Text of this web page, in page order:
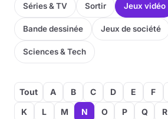
Séries & TV Sortir Jeux vidéo
Bande dessinée Jeux de société
Sciences & Tech
Tout A B C D E F
K
L M N O P Q R